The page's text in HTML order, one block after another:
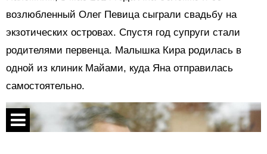
возлюбленный Олег Певица сыграли свадьбу на
экзотических островах. Спустя год супруги стали
родителями первенца. Малышка Кира родилась в
одной из клиник Майами, куда Яна отправилась
самостоятельно.